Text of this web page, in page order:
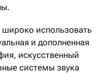
широко использовать
и дополненная
искусственный
системы звука